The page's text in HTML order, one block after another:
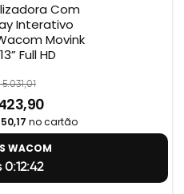
Com
Interativo
Movink
Full HD
no cartão
WACOM
0:12:41